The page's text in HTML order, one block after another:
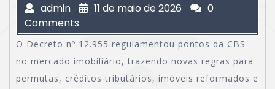
admin 11 de maio de 2026
0
Comments
O Decreto nº 12.955 regulamentou pontos da CBS
no mercado imobiliário, trazendo novas regras para
permutas, créditos tributários, imóveis reformados e